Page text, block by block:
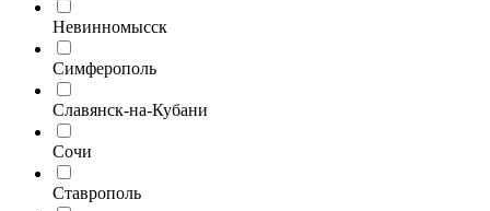
Невинномысск
Симферополь
Славянск-на-Кубани
Сочи
Ставрополь